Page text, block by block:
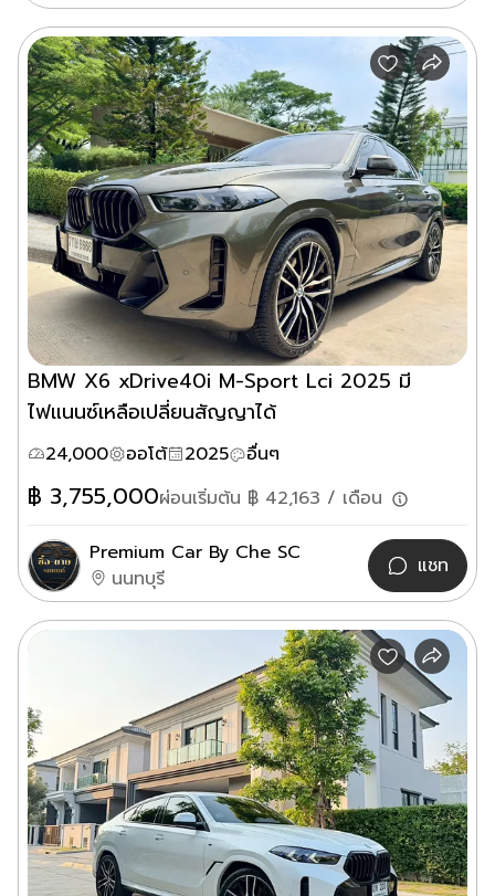
BMW X6 xDrive40i M-Sport Lci 2025 มี
ไฟแนนซ์เหลือเปลี่ยนสัญญาได้
24,000 ออโต้ 2025 อื่นๆ
฿ 3,755,000ผ่อนเริ่มต้น ฿ 42,163 / เดือน
Premium Car By Che SC
นนทบุรี
แชท